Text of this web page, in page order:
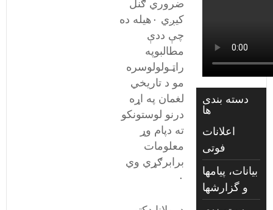
ضروري ګنل
کیږي ۰هيله ده
چې ددې
مطالبوپه
راټـولولوسره
مو د تاریخي
لغمان په اړه
درنو لوستونکو
ته دپام وړ
معلومات
برابرګړي وي
٠
دسته بندی
ها
اعلانات
فوتی
بیانات، پیامها
و گزارشها